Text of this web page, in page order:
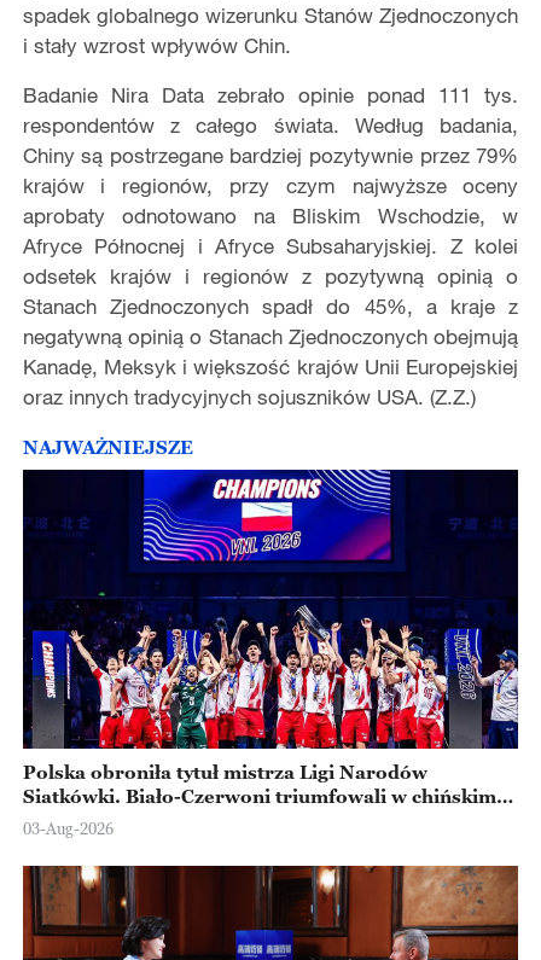
spadek globalnego wizerunku Stanów Zjednoczonych
i stały wzrost wpływów Chin.
Badanie Nira Data zebrało opinie ponad 111 tys.
respondentów z całego świata. Według badania,
Chiny są postrzegane bardziej pozytywnie przez 79%
krajów i regionów, przy czym najwyższe oceny
aprobaty odnotowano na Bliskim Wschodzie, w
Afryce Północnej i Afryce Subsaharyjskiej. Z kolei
odsetek krajów i regionów z pozytywną opinią o
Stanach Zjednoczonych spadł do 45%, a kraje z
negatywną opinią o Stanach Zjednoczonych obejmują
Kanadę, Meksyk i większość krajów Unii Europejskiej
oraz innych tradycyjnych sojuszników USA. (Z.Z.)
NAJWAŻNIEJSZE
Polska obroniła tytuł mistrza Ligi Narodów
Siatkówki. Biało-Czerwoni triumfowali w chińskim
Ningbo
03-Aug-2026